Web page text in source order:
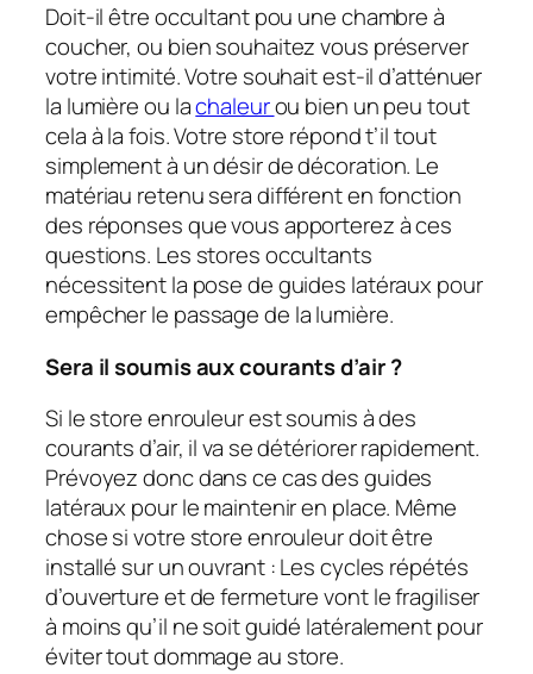
Doit-il être occultant pou une chambre à
coucher, ou bien souhaitez vous préserver
votre intimité. Votre souhait est-il d’atténuer
la lumière ou lachaleurou bien un peu tout
cela à la fois. Votre store répond t’il tout
simplement à un désir de décoration. Le
matériau retenu sera différent en fonction
des réponses que vous apporterez à ces
questions. Les stores occultants
nécessitent la pose de guides latéraux pour
empêcher le passage de la lumière.
Sera il soumis aux courants d’air ?
Si le store enrouleur est soumis à des
courants d’air, il va se détériorer rapidement.
Prévoyez donc dans ce cas des guides
latéraux pour le maintenir en place. Même
chose si votre store enrouleur doit être
installé sur un ouvrant : Les cycles répétés
d’ouverture et de fermeture vont le fragiliser
à moins qu’il ne soit guidé latéralement pour
éviter tout dommage au store.